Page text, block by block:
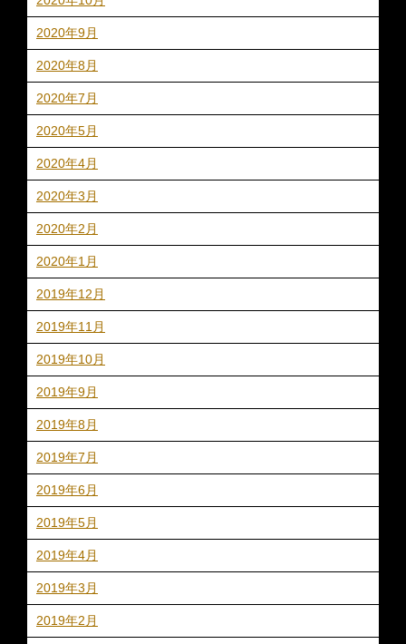
2020年9月
2020年8月
2020年7月
2020年5月
2020年4月
2020年3月
2020年2月
2020年1月
2019年12月
2019年11月
2019年10月
2019年9月
2019年8月
2019年7月
2019年6月
2019年5月
2019年4月
2019年3月
2019年2月